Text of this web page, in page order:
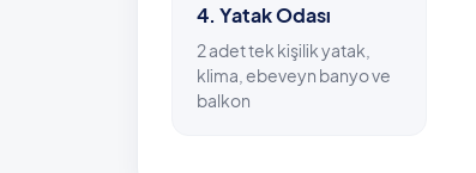
4. Yatak Odası
2 adet tek kişilik yatak,
klima, ebeveyn banyo ve
balkon